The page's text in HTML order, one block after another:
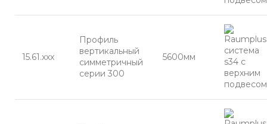
15.61.xxx
Профиль
вертикальный
симметричный
серии 300
5600мм